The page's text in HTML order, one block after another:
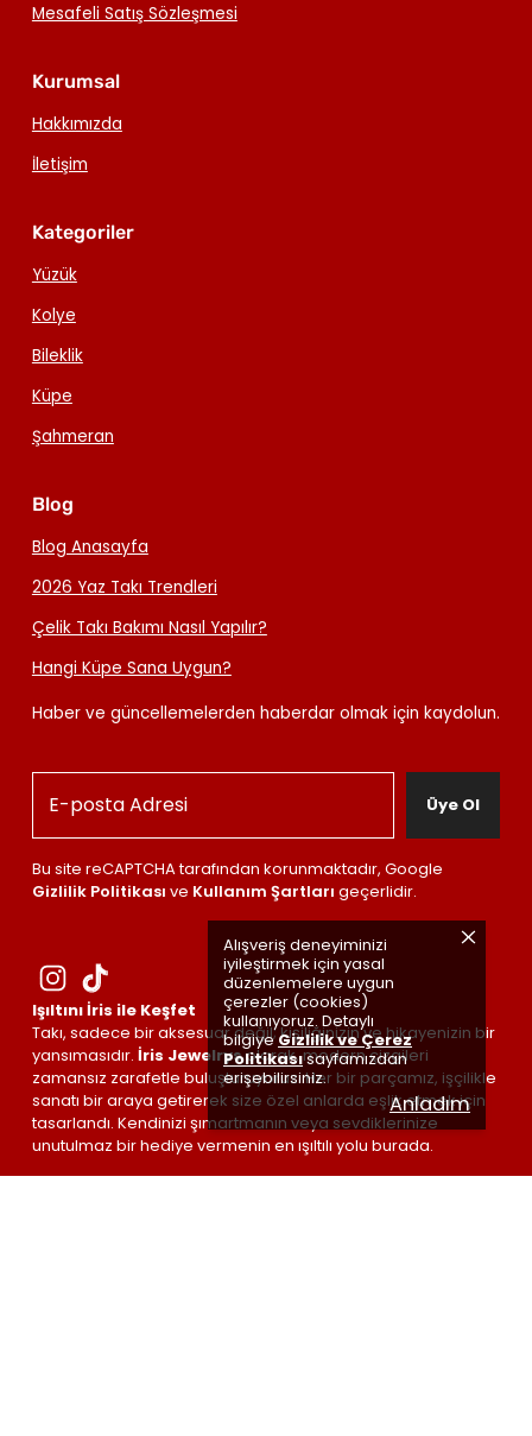
Alışveriş deneyiminizi
iyileştirmek için yasal
düzenlemelere uygun
çerezler (cookies)
kullanıyoruz. Detaylı
bilgiyeGizlilik ve Çerez
Politikasısayfamızdan
erişebilirsiniz.
Anladım
Mesafeli Satış Sözleşmesi
Kurumsal
Hakkımızda
İletişim
Kategoriler
Yüzük
Kolye
Bileklik
Küpe
Şahmeran
Blog
Blog Anasayfa
2026 Yaz Takı Trendleri
Çelik Takı Bakımı Nasıl Yapılır?
Hangi Küpe Sana Uygun?
Haber ve güncellemelerden haberdar olmak için kaydolun.
Üye Ol
Bu site reCAPTCHA tarafından korunmaktadır, Google
Gizlilik Politikası ve Kullanım Şartları geçerlidir.
Işıltını İris ile Keşfet
Takı, sadece bir aksesuar değil; kişiliğinizin ve hikayenizin bir
yansımasıdır. İris Jewelrysolarak, modern çizgileri
zamansız zarafetle buluşturuyoruz. Her bir parçamız, işçilikle
sanatı bir araya getirerek size özel anlarda eşlik etmek için
tasarlandı. Kendinizi şımartmanın veya sevdiklerinize
unutulmaz bir hediye vermenin en ışıltılı yolu burada.